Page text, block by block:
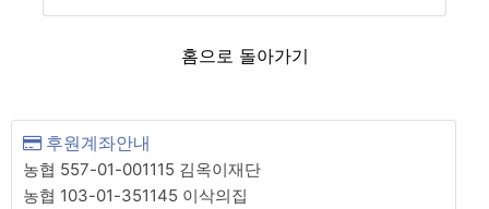
홈으로 돌아가기
후원계좌안내
농협 557-01-001115 김옥이재단
농협 103-01-351145 이삭의집